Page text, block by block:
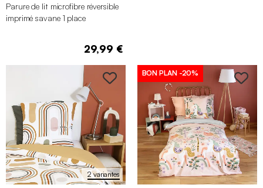
Parure de lit microfibre réversible
imprimé savane 1 place
29,99 €
2 variantes
BON PLAN -20%